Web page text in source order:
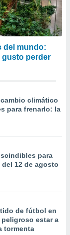
del mundo:
gusto perder
climático
para frenarlo: la
para
12 de agosto
de fútbol en
estar a
tormenta